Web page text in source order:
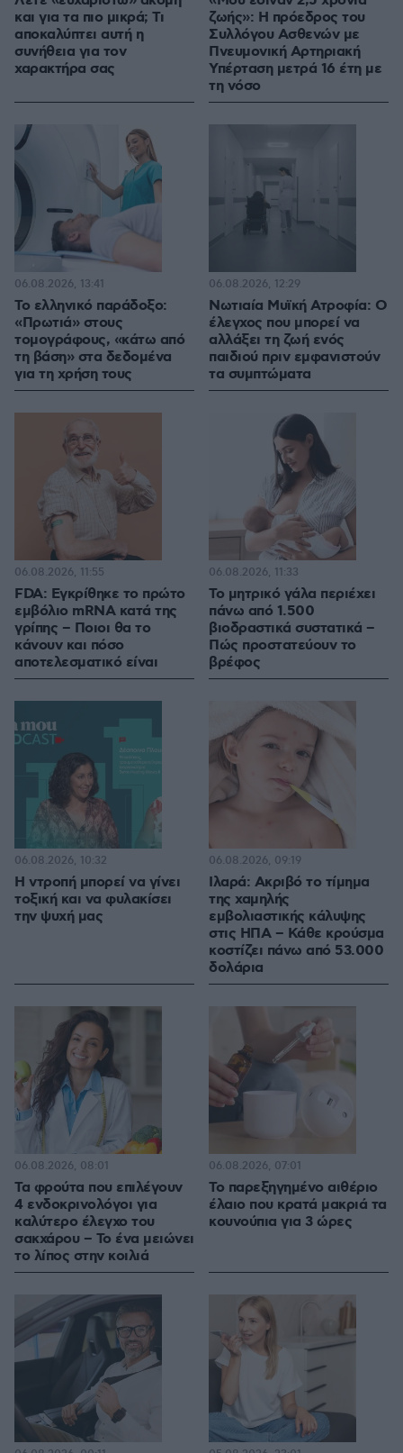
και για τα πιο μικρά; Τι
αποκαλύπτει αυτή η
συνήθεια για τον
χαρακτήρα σας
ζωής»: Η πρόεδρος του
Συλλόγου Ασθενών με
Πνευμονική Αρτηριακή
Υπέρταση μετρά 16 έτη με
τη νόσο
Το ελληνικό παράδοξο:
«Πρωτιά» στους
τομογράφους, «κάτω από
τη βάση» στα δεδομένα
για τη χρήση τους
06.08.2026, 13:41
Νωτιαία Μυϊκή Ατροφία: Ο
έλεγχος που μπορεί να
αλλάξει τη ζωή ενός
παιδιού πριν εμφανιστούν
τα συμπτώματα
06.08.2026, 12:29
FDA: Εγκρίθηκε το πρώτο
εμβόλιο mRNA κατά της
γρίπης – Ποιοι θα το
κάνουν και πόσο
αποτελεσματικό είναι
06.08.2026, 11:55
Το μητρικό γάλα περιέχει
πάνω από 1.500
βιοδραστικά συστατικά –
Πώς προστατεύουν το
βρέφος
06.08.2026, 11:33
Η ντροπή μπορεί να γίνει
τοξική και να φυλακίσει
την ψυχή μας
06.08.2026, 10:32
Ιλαρά: Ακριβό το τίμημα
της χαμηλής
εμβολιαστικής κάλυψης
στις ΗΠΑ – Κάθε κρούσμα
κοστίζει πάνω από 53.000
δολάρια
06.08.2026, 09:19
Τα φρούτα που επιλέγουν
4 ενδοκρινολόγοι για
καλύτερο έλεγχο του
σακχάρου – Το ένα μειώνει
το λίπος στην κοιλιά
06.08.2026, 08:01
Το παρεξηγημένο αιθέριο
έλαιο που κρατά μακριά τα
κουνούπια για 3 ώρες
06.08.2026, 07:01